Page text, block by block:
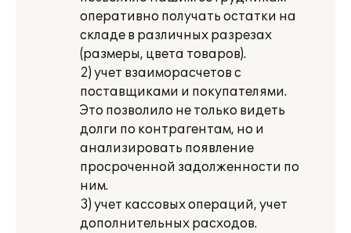
оперативно получать остатки на
складе в различных разрезах
(размеры, цвета товаров).
2) учет взаиморасчетов с
поставщиками и покупателями.
Это позволило не только видеть
долги по контрагентам, но и
анализировать появление
просроченной задолженности по
ним.
3) учет кассовых операций, учет
дополнительных расходов.